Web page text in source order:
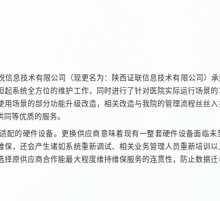
信息技术有限公司（现更名为：陕西证联信息技术有限公司）
系统全方位的维护工作，同时进行了针对医院实际运行场景的
场景的部分功能升级改造，相关改造与我院的管理流程丝丝
等优质的服务。
配的硬件设备。更换供应商意味着现有一整套硬件设备面临未
，还会产生诸如系统重新调试、相关业务管理人员重新培训
原供应商合作能最大程度维持维保服务的连贯性，防止数据